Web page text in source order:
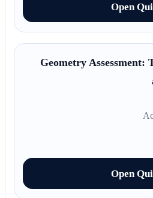
Open
Geometry Assessment:
Open